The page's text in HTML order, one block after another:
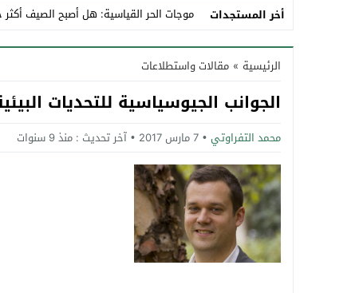
أخر المستجدات
موجات الحر القياسية: هل أصبح الصيف أكثر
Stop
Previous
Next
الرئيسية » مقالات واستطلاعات
الجوانب الجيوسياسية للتحديات
محمد التفراوتي 7 مارس 2017 آخر تحديث : منذ 9 سنوات